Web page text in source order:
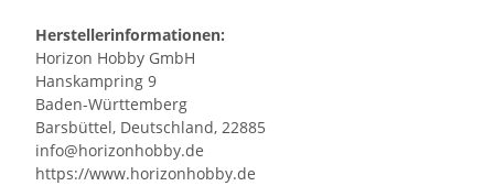
Herstellerinformationen:
Horizon Hobby GmbH
Hanskampring 9
Baden-Württemberg
Barsbüttel, Deutschland, 22885
info@horizonhobby.de
https://www.horizonhobby.de